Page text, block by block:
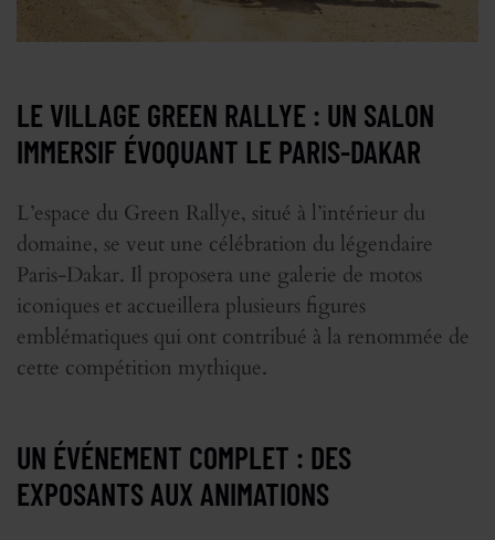
LE VILLAGE GREEN RALLYE : UN SALON
IMMERSIF ÉVOQUANT LE PARIS-DAKAR
L’espace du Green Rallye, situé à l’intérieur du
domaine, se veut une célébration du légendaire
Paris-Dakar. Il proposera une galerie de motos
iconiques et accueillera plusieurs figures
emblématiques qui ont contribué à la renommée de
cette compétition mythique.
UN ÉVÉNEMENT COMPLET : DES
EXPOSANTS AUX ANIMATIONS